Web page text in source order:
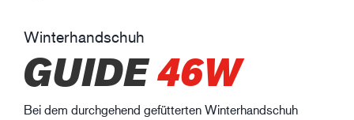
Winterhandschuh
GUIDE46W
Bei dem durchgehend gefütterten Winterhandschuh